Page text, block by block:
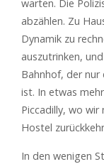
warten. Die
abzählen. Zu
Dynamik zu
auszutrinken,
Bahnhof, der
ist. In etwas
Piccadilly, wo wir
Hostel
In den wenigen